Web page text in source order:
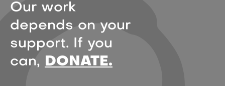
Our work
depends on your
support. If you
can,
DONATE.